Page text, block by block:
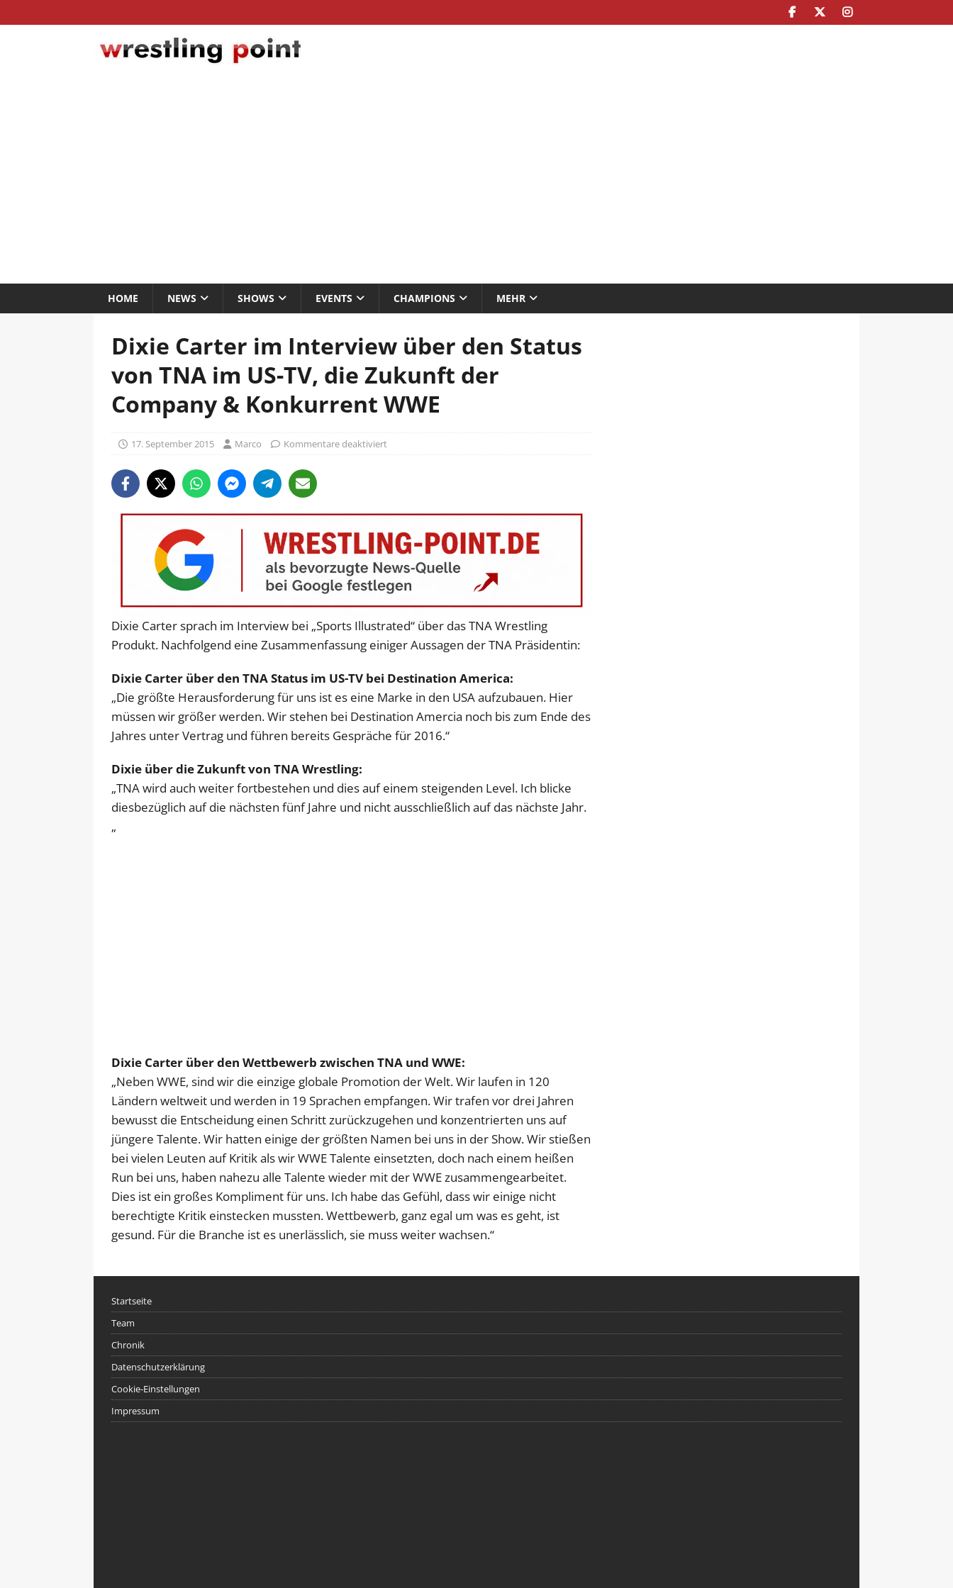
HOME NEWS SHOWS EVENTS CHAMPIONS MEHR
Dixie Carter im Interview über den Status
von TNA im US-TV, die Zukunft der
Company & Konkurrent WWE
17. September 2015 Marco Kommentare deaktiviert
Dixie Carter sprach im Interview bei „Sports Illustrated“ über das TNA Wrestling
Produkt. Nachfolgend eine Zusammenfassung einiger Aussagen der TNA Präsidentin:
Dixie Carter über den TNA Status im US-TV bei Destination America:
„Die größte Herausforderung für uns ist es eine Marke in den USA aufzubauen. Hier
müssen wir größer werden. Wir stehen bei Destination Amercia noch bis zum Ende des
Jahres unter Vertrag und führen bereits Gespräche für 2016.“
Dixie über die Zukunft von TNA Wrestling:
„TNA wird auch weiter fortbestehen und dies auf einem steigenden Level. Ich blicke
diesbezüglich auf die nächsten fünf Jahre und nicht ausschließlich auf das nächste Jahr.
„
Dixie Carter über den Wettbewerb zwischen TNA und WWE:
„Neben WWE, sind wir die einzige globale Promotion der Welt. Wir laufen in 120
Ländern weltweit und werden in 19 Sprachen empfangen. Wir trafen vor drei Jahren
bewusst die Entscheidung einen Schritt zurückzugehen und konzentrierten uns auf
jüngere Talente. Wir hatten einige der größten Namen bei uns in der Show. Wir stießen
bei vielen Leuten auf Kritik als wir WWE Talente einsetzten, doch nach einem heißen
Run bei uns, haben nahezu alle Talente wieder mit der WWE zusammengearbeitet.
Dies ist ein großes Kompliment für uns. Ich habe das Gefühl, dass wir einige nicht
berechtigte Kritik einstecken mussten. Wettbewerb, ganz egal um was es geht, ist
gesund. Für die Branche ist es unerlässlich, sie muss weiter wachsen.“
Startseite
Team
Chronik
Datenschutzerklärung
Cookie-Einstellungen
Impressum